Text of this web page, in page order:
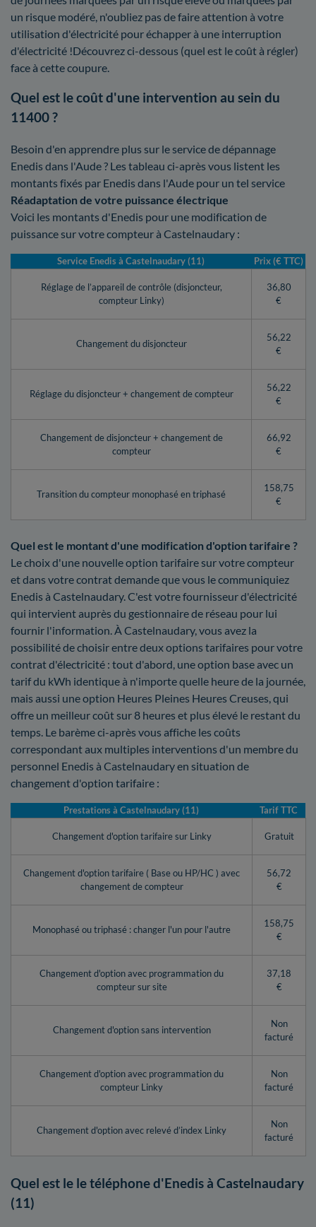
un risque modéré, n'oubliez pas de faire attention à votre
utilisation d'électricité pour échapper à une interruption
d'électricité !Découvrez ci-dessous (quel est le coût à régler)
face à cette coupure.
Quel est le coût d'une intervention au sein du
11400 ?
Besoin d'en apprendre plus sur le service de dépannage
Enedis dans l'Aude ? Les tableau ci-après vous listent les
montants fixés par Enedis dans l'Aude pour un tel service
Réadaptation de votre puissance électrique
Voici les montants d'Enedis pour une modification de
puissance sur votre compteur à Castelnaudary :
Service Enedis à Castelnaudary (11) Prix (€ TTC)
Réglage de l’appareil de contrôle (disjoncteur,
compteur Linky)
36,80
€
Changement du disjoncteur
56,22
€
Réglage du disjoncteur + changement de compteur
56,22
€
Changement de disjoncteur + changement de
compteur
66,92
€
Transition du compteur monophasé en triphasé
158,75
€
Quel est le montant d'une modification d'option tarifaire ?
Le choix d'une nouvelle option tarifaire sur votre compteur
et dans votre contrat demande que vous le communiquiez
Enedis à Castelnaudary. C'est votre fournisseur d'électricité
qui intervient auprès du gestionnaire de réseau pour lui
fournir l'information. À Castelnaudary, vous avez la
possibilité de choisir entre deux options tarifaires pour votre
contrat d'électricité : tout d'abord, une option base avec un
tarif du kWh identique à n'importe quelle heure de la journée,
mais aussi une option Heures Pleines Heures Creuses, qui
offre un meilleur coût sur 8 heures et plus élevé le restant du
temps. Le barème ci-après vous affiche les coûts
correspondant aux multiples interventions d'un membre du
personnel Enedis à Castelnaudary en situation de
changement d'option tarifaire :
Prestations à Castelnaudary (11) Tarif TTC
Changement d'option tarifaire sur Linky Gratuit
Changement d'option tarifaire ( Base ou HP/HC ) avec
changement de compteur
56,72
€
Monophasé ou triphasé : changer l'un pour l'autre
158,75
€
Changement d'option avec programmation du
compteur sur site
37,18
€
Changement d'option sans intervention
Non
facturé
Changement d'option avec programmation du
compteur Linky
Non
facturé
Changement d'option avec relevé d’index Linky
Non
facturé
Quel est le le téléphone d'Enedis à Castelnaudary
(11)